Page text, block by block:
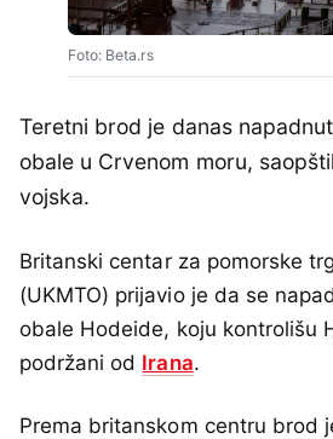
Foto: Beta.rs
Teretni brod je danas
obale u Crvenom moru,
vojska.
Britanski centar za pomorske
(UKMTO) prijavio je da se
obale Hodeide, koju kontrolišu
podržani od Irana.
Prema britanskom centru brod